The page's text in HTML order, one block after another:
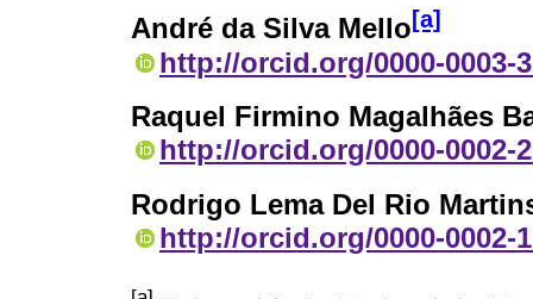
André da Silva Mello[a]
http://orcid.org/0000-0003-
Raquel Firmino Magalhães
http://orcid.org/0000-0002-
Rodrigo Lema Del Rio
http://orcid.org/0000-0002-